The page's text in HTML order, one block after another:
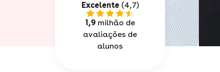
Excelente(4,7)
1,9milhão de
avaliações de
alunos